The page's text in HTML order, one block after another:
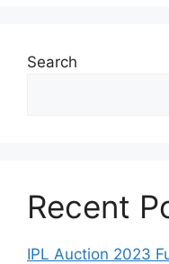
Search
Recent
IPL Auction 2023